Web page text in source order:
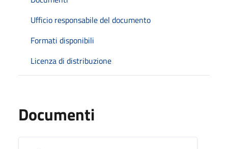
Ufficio responsabile del documento
Formati disponibili
Licenza di distribuzione
Documenti